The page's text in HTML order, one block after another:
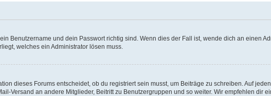
Benutzername und dein Passwort richtig sind. Wenn dies der Fall ist, wende dich an einen
welches ein Administrator lösen muss.
dieses Forums entscheidet, ob du registriert sein musst, um Beiträge zu schreiben. Auf
Versand an andere Mitglieder, Beitritt zu Benutzergruppen und so weiter. Wir empfehlen dir